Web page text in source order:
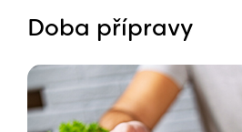
Doba přípravy